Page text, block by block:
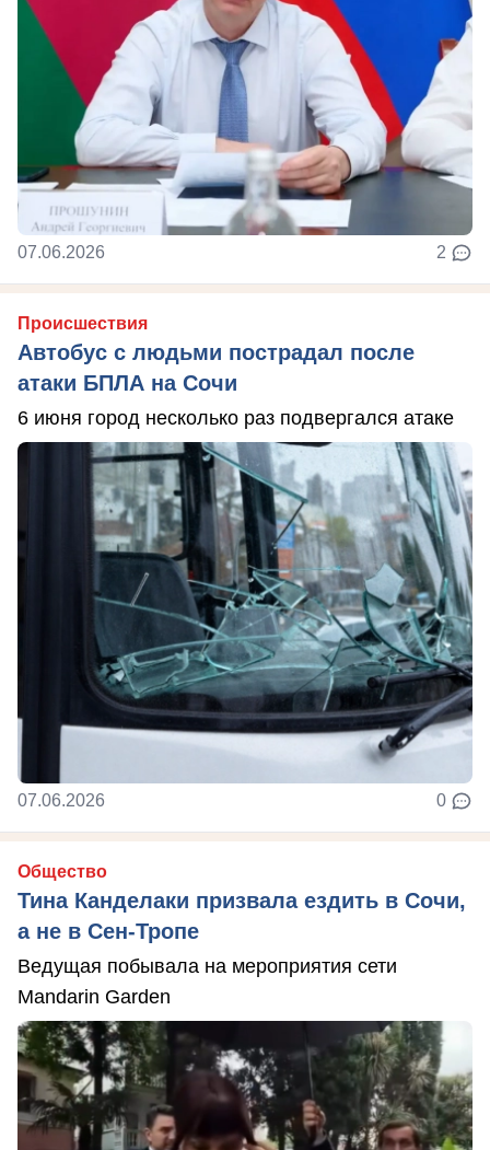
07.06.2026 2
Происшествия
Автобус с людьми пострадал после
атаки БПЛА на Сочи
6 июня город несколько раз подвергался атаке
07.06.2026 0
Общество
Тина Канделаки призвала ездить в Сочи,
а не в Сен-Тропе
Ведущая побывала на мероприятия сети
Mandarin Garden